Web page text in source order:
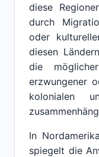
diese
durch
oder
diesen
die
erzwungener
kolonialen
In
spiegelt die